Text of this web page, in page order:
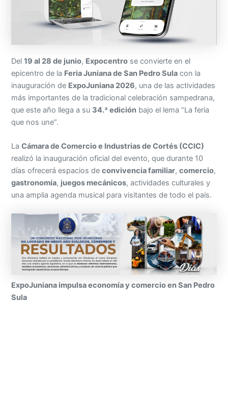
Del19 al 28 de junio, Expocentro se convierte en el
epicentro de la Feria Juniana de San Pedro Sula con la
inauguración de ExpoJuniana 2026, una de las actividades
más importantes de la tradicional celebración sampedrana,
que este año llega a su 34.ª edición bajo el lema “La feria
que nos une”.
LaCámara de Comercio e Industrias de Cortés (CCIC)
realizó la inauguración oficial del evento, que durante 10
días ofrecerá espacios deconvivencia familiar,comercio,
gastronomía, juegos mecánicos, actividades culturales y
una amplia agenda musical para visitantes de todo el país.
ExpoJuniana impulsa economía y comercio en San Pedro
Sula